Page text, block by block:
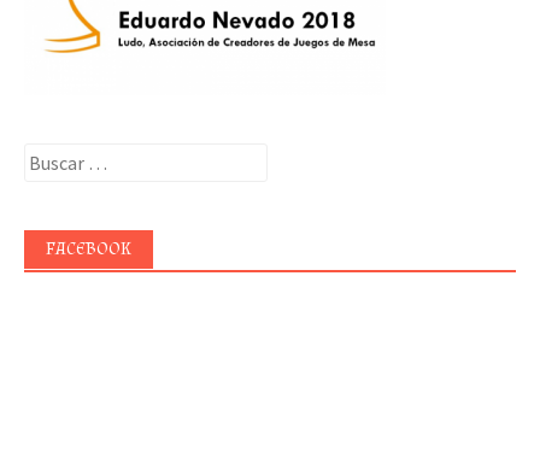
Buscar:
FACEBOOK